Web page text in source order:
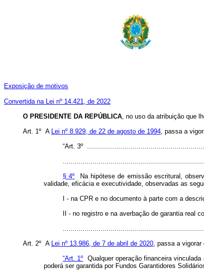
Exposição de motivos
Convertida na Lei nº 14.421, de 2022
O PRESIDENTE DA REPÚBLICA, no uso da atribuição que
Art. 1º A Lei nº 8.929, de 22 de agosto de 1994, passa a
“Art. 3º
§ 4º Na hipótese de emissão escritural,
validade, eficácia e executividade, observadas as
I - na CPR e no documento à parte com a
II - no registro e na averbação de garantia real
Art. 2º A Lei nº 13.986, de 7 de abril de 2020, passa a
“Art. 1º Qualquer operação financeira
poderá ser garantida por Fundos Garantidores